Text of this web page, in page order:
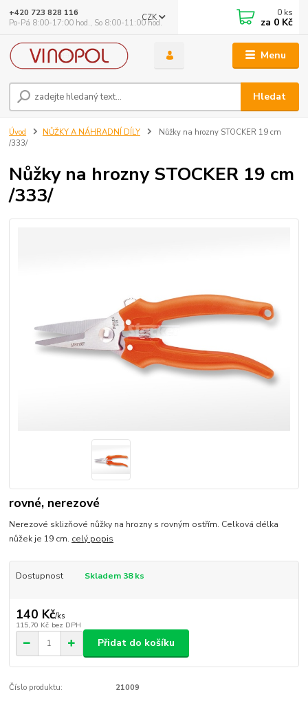
Menu
CZK
Hledat
+420 723 828 116
Po-Pá 8:00-17:00 hod., So 8:00-11:00 hod.
0 ks
za 0 Kč
Úvod NŮŽKY A NÁHRADNÍ DÍLY
Nůžky na hrozny STOCKER 19 cm
/333/
Nůžky na hrozny STOCKER 19 cm
/333/
rovné, nerezové
Nerezové sklizňové nůžky na hrozny s rovným ostřím. Celková délka
nůžek je 19 cm. celý popis
Dostupnost Skladem 38 ks
140 Kč/ks
115,70 Kč bez DPH
Přidat do košíku
Číslo produktu: 21009